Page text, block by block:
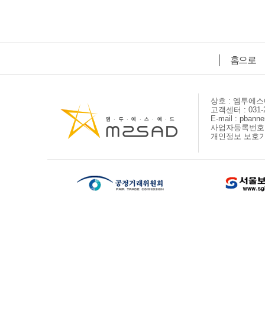
홈으로
상호 : 엠투에
고객센터 : 031-
E-mail :
사업자등록번
개인정보 보호